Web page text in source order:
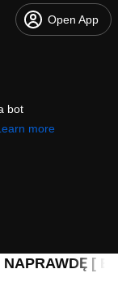
Open App
bot
more
[